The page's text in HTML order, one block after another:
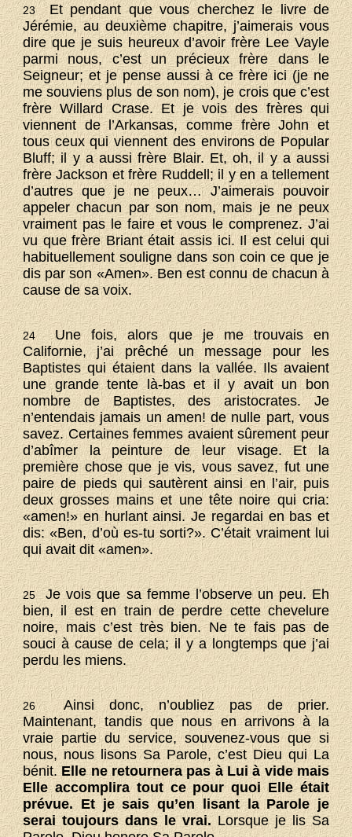
23Et pendant que vous cherchez le livre de
Jérémie, au deuxième chapitre, j’aimerais vous
dire que je suis heureux d’avoir frère Lee Vayle
parmi nous, c’est un précieux frère dans le
Seigneur; et je pense aussi à ce frère ici (je ne
me souviens plus de son nom), je crois que c’est
frère Willard Crase. Et je vois des frères qui
viennent de l’Arkansas, comme frère John et
tous ceux qui viennent des environs de Popular
Bluff; il y a aussi frère Blair. Et, oh, il y a aussi
frère Jackson et frère Ruddell; il y en a tellement
d’autres que je ne peux… J’aimerais pouvoir
appeler chacun par son nom, mais je ne peux
vraiment pas le faire et vous le comprenez. J’ai
vu que frère Briant était assis ici. Il est celui qui
habituellement souligne dans son coin ce que je
dis par son «Amen». Ben est connu de chacun à
cause de sa voix.
24Une fois, alors que je me trouvais en
Californie, j’ai prêché un message pour les
Baptistes qui étaient dans la vallée. Ils avaient
une grande tente là-bas et il y avait un bon
nombre de Baptistes, des aristocrates. Je
n’entendais jamais un amen! de nulle part, vous
savez. Certaines femmes avaient sûrement peur
d’abîmer la peinture de leur visage. Et la
première chose que je vis, vous savez, fut une
paire de pieds qui sautèrent ainsi en l’air, puis
deux grosses mains et une tête noire qui cria:
«amen!» en hurlant ainsi. Je regardai en bas et
dis: «Ben, d’où es-tu sorti?». C’était vraiment lui
qui avait dit «amen».
25Je vois que sa femme l’observe un peu. Eh
bien, il est en train de perdre cette chevelure
noire, mais c’est très bien. Ne te fais pas de
souci à cause de cela; il y a longtemps que j’ai
perdu les miens.
26Ainsi donc, n’oubliez pas de prier.
Maintenant, tandis que nous en arrivons à la
vraie partie du service, souvenez-vous que si
nous, nous lisons Sa Parole, c’est Dieu qui La
bénit.Elle ne retournera pas à Lui à vide mais
Elle accomplira tout ce pour quoi Elle était
prévue. Et je sais qu’en lisant la Parole je
serai toujours dans le vrai.Lorsque je lis Sa